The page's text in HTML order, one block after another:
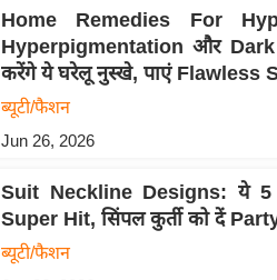
Home Remedies For
Hyperpigmentation और
करेंगे ये घरेलू नुस्खे, पाएं Flawless
ब्यूटी/फैशन
Jun 26, 2026
Suit Neckline Designs: ये 5
Super Hit, सिंपल कुर्ती को दें
ब्यूटी/फैशन